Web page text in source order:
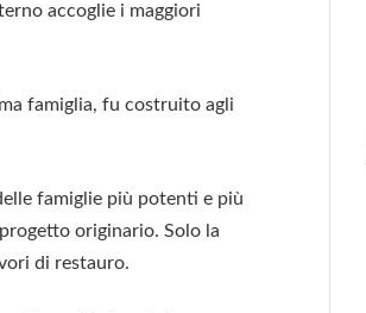
accoglie i maggiori
famiglia, fu costruito agli
famiglie più potenti e più
originario. Solo la
di restauro.